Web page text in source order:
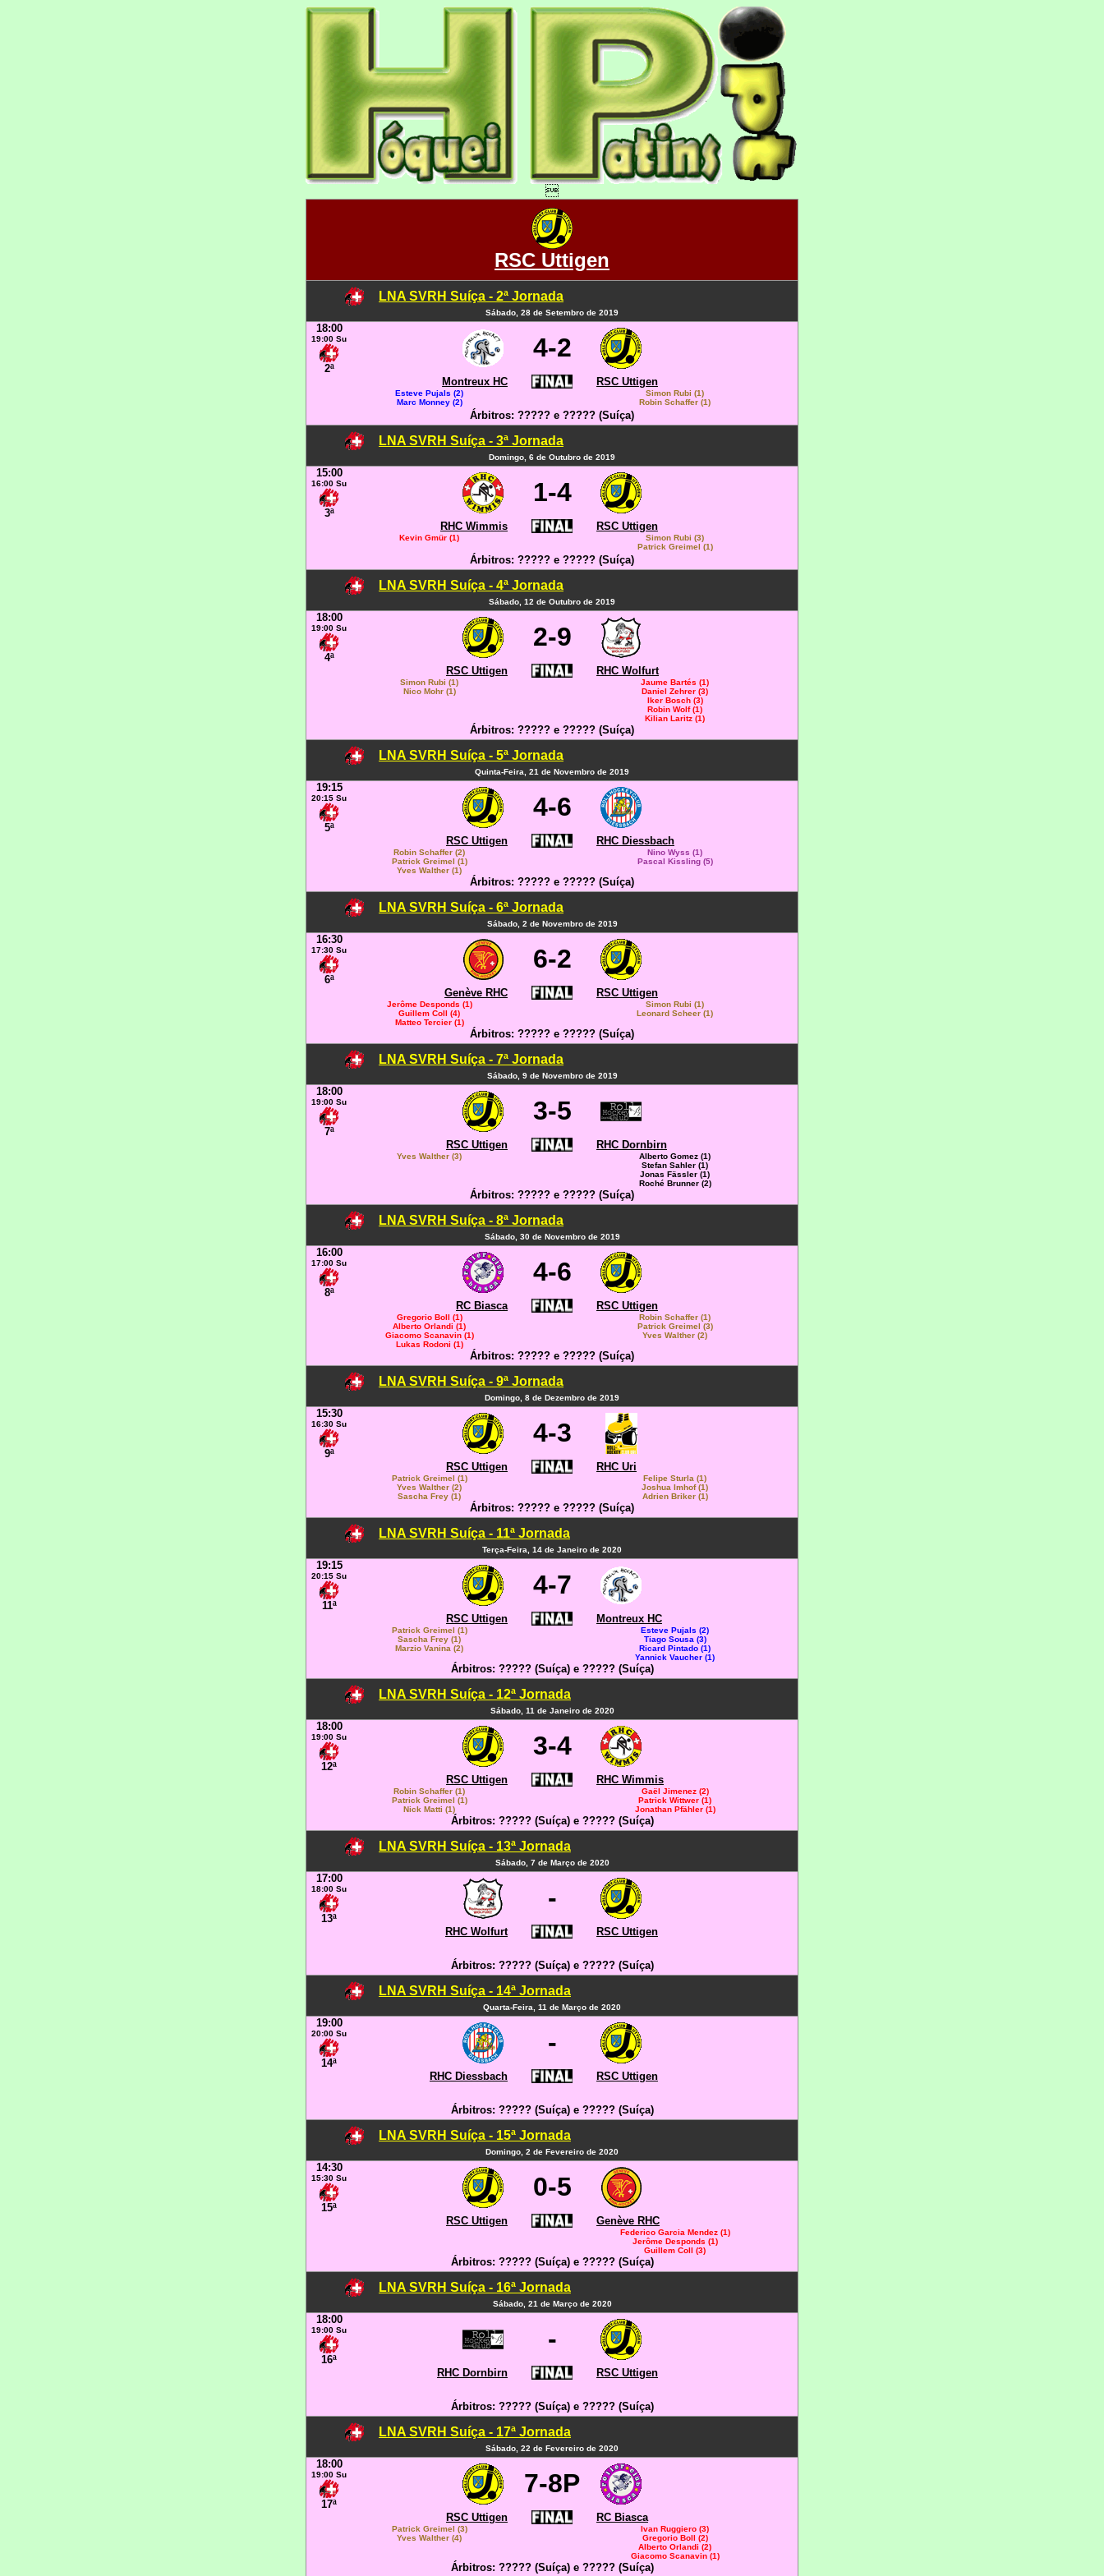

RSC Uttigen
LNA SVRH Suíça - 2ª Jornada
Sábado, 28 de Setembro de 2019
18:00
19:00 Su
2ª
4-2
Montreux HC RSC Uttigen
Esteve Pujals (2)
Marc Monney (2)
Simon Rubi (1)
Robin Schaffer (1)
Árbitros: ????? e ????? (Suíça)
LNA SVRH Suíça - 3ª Jornada
Domingo, 6 de Outubro de 2019
15:00
16:00 Su
3ª
1-4
RHC Wimmis RSC Uttigen
Kevin Gmür (1)
Simon Rubi (3)
Patrick Greimel (1)
Árbitros: ????? e ????? (Suíça)
LNA SVRH Suíça - 4ª Jornada
Sábado, 12 de Outubro de 2019
18:00
19:00 Su
4ª
2-9
RSC Uttigen RHC Wolfurt
Simon Rubi (1)
Nico Mohr (1)
Jaume Bartés (1)
Daniel Zehrer (3)
Iker Bosch (3)
Robin Wolf (1)
Kilian Laritz (1)
Árbitros: ????? e ????? (Suíça)
LNA SVRH Suíça - 5ª Jornada
Quinta-Feira, 21 de Novembro de 2019
19:15
20:15 Su
5ª
4-6
RSC Uttigen RHC Diessbach
Robin Schaffer (2)
Patrick Greimel (1)
Yves Walther (1)
Nino Wyss (1)
Pascal Kissling (5)
Árbitros: ????? e ????? (Suíça)
LNA SVRH Suíça - 6ª Jornada
Sábado, 2 de Novembro de 2019
16:30
17:30 Su
6ª
6-2
Genève RHC RSC Uttigen
Jerôme Desponds (1)
Guillem Coll (4)
Matteo Tercier (1)
Simon Rubi (1)
Leonard Scheer (1)
Árbitros: ????? e ????? (Suíça)
LNA SVRH Suíça - 7ª Jornada
Sábado, 9 de Novembro de 2019
18:00
19:00 Su
7ª
3-5
RSC Uttigen RHC Dornbirn
Yves Walther (3)
Alberto Gomez (1)
Stefan Sahler (1)
Jonas Fässler (1)
Roché Brunner (2)
Árbitros: ????? e ????? (Suíça)
LNA SVRH Suíça - 8ª Jornada
Sábado, 30 de Novembro de 2019
16:00
17:00 Su
8ª
4-6
RC Biasca RSC Uttigen
Gregorio Boll (1)
Alberto Orlandi (1)
Giacomo Scanavin (1)
Lukas Rodoni (1)
Robin Schaffer (1)
Patrick Greimel (3)
Yves Walther (2)
Árbitros: ????? e ????? (Suíça)
LNA SVRH Suíça - 9ª Jornada
Domingo, 8 de Dezembro de 2019
15:30
16:30 Su
9ª
4-3
RSC Uttigen RHC Uri
Patrick Greimel (1)
Yves Walther (2)
Sascha Frey (1)
Felipe Sturla (1)
Joshua Imhof (1)
Adrien Briker (1)
Árbitros: ????? e ????? (Suíça)
LNA SVRH Suíça - 11ª Jornada
Terça-Feira, 14 de Janeiro de 2020
19:15
20:15 Su
11ª
4-7
RSC Uttigen Montreux HC
Patrick Greimel (1)
Sascha Frey (1)
Marzio Vanina (2)
Esteve Pujals (2)
Tiago Sousa (3)
Ricard Pintado (1)
Yannick Vaucher (1)
Árbitros: ????? (Suíça) e ????? (Suíça)
LNA SVRH Suíça - 12ª Jornada
Sábado, 11 de Janeiro de 2020
18:00
19:00 Su
12ª
3-4
RSC Uttigen RHC Wimmis
Robin Schaffer (1)
Patrick Greimel (1)
Nick Matti (1)
Gaël Jimenez (2)
Patrick Wittwer (1)
Jonathan Pfähler (1)
Árbitros: ????? (Suíça) e ????? (Suíça)
LNA SVRH Suíça - 13ª Jornada
Sábado, 7 de Março de 2020
17:00
18:00 Su
13ª
-
RHC Wolfurt RSC Uttigen
Árbitros: ????? (Suíça) e ????? (Suíça)
LNA SVRH Suíça - 14ª Jornada
Quarta-Feira, 11 de Março de 2020
19:00
20:00 Su
14ª
-
RHC Diessbach RSC Uttigen
Árbitros: ????? (Suíça) e ????? (Suíça)
LNA SVRH Suíça - 15ª Jornada
Domingo, 2 de Fevereiro de 2020
14:30
15:30 Su
15ª
0-5
RSC Uttigen Genève RHC
Federico Garcia Mendez (1)
Jerôme Desponds (1)
Guillem Coll (3)
Árbitros: ????? (Suíça) e ????? (Suíça)
LNA SVRH Suíça - 16ª Jornada
Sábado, 21 de Março de 2020
18:00
19:00 Su
16ª
-
RHC Dornbirn RSC Uttigen
Árbitros: ????? (Suíça) e ????? (Suíça)
LNA SVRH Suíça - 17ª Jornada
Sábado, 22 de Fevereiro de 2020
18:00
19:00 Su
17ª
7-8P
RSC Uttigen RC Biasca
Patrick Greimel (3)
Yves Walther (4)
Ivan Ruggiero (3)
Gregorio Boll (2)
Alberto Orlandi (2)
Giacomo Scanavin (1)
Árbitros: ????? (Suíça) e ????? (Suíça)